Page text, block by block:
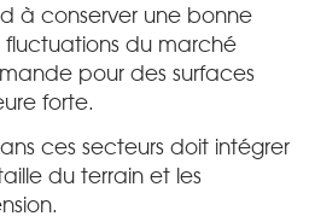
à conserver une bonne
fluctuations du marché
pour des surfaces
forte.
ces secteurs doit intégrer
du terrain et les